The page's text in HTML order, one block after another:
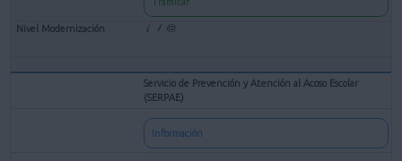
Servicio de Prevención y Atención al Acoso Escolar
(SERPAE)
Información